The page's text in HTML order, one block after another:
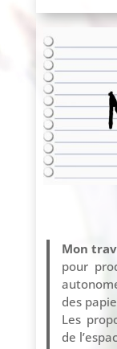
Mon
pour
des
Les
de